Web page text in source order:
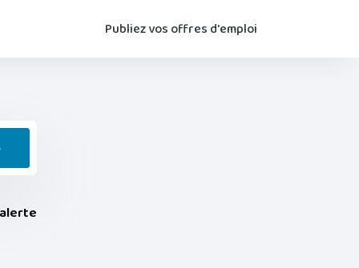
Publiez vos offres d'emploi